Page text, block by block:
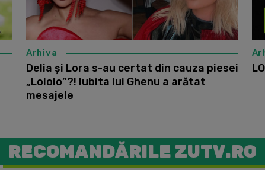
Arhiva
Delia și Lora s-au certat din cauza piesei
„Lololo”?! Iubita lui Ghenu a arătat
mesajele
RECOMANDĂRILE ZUTV.RO